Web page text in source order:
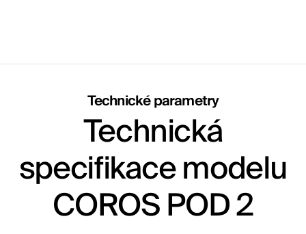
Technické parametry
Technická
specifikace modelu
COROS POD 2